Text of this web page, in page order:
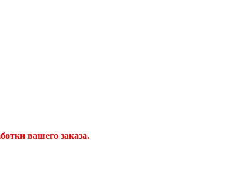
вашего заказа.